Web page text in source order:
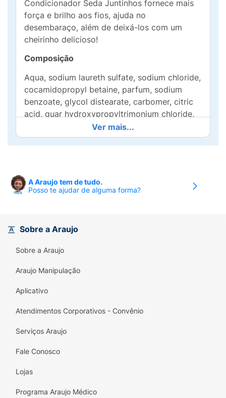
Condicionador Seda Juntinhos fornece mais
força e brilho aos fios, ajuda no
desembaraço, além de deixá-los com um
cheirinho delicioso!
Composição
Aqua, sodium laureth sulfate, sodium chloride,
cocamidopropyl betaine, parfum, sodium
benzoate, glycol distearate, carbomer, citric
acid, guar hydroxypropyltrimonium chloride,
hydroxypropyl methycellulose, cocamide
MEA, disodium EDTA, PEG-45m, mica,
Ver mais...
A Araujo tem de tudo.
Posso te ajudar de alguma forma?
Sobre a Araujo
Sobre a Araujo
Araujo Manipulação
Aplicativo
Atendimentos Corporativos - Convênio
Serviços Araujo
Fale Conosco
Lojas
Programa Araujo Médico